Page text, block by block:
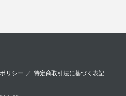
リシー ／ 特定商取引法に基づく表記